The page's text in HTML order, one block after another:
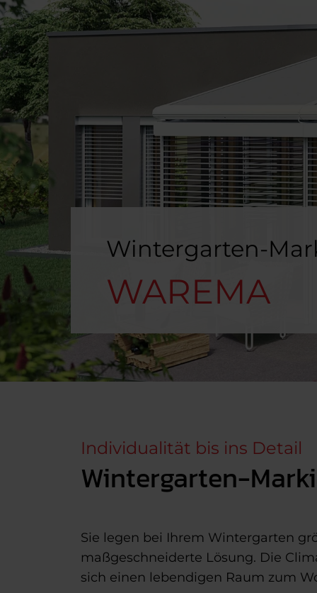
Wintergarten-
WAREMA
Individualität bis ins Detail
Wintergarten-
Sie legen bei Ihrem Wintergarten
maßgeschneiderte Lösung. Die
sich einen lebendigen Raum zum